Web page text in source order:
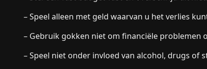
– Speel alleen met geld waarvan u het verlies
– Gebruik gokken niet om financiële problemen
– Speel niet onder invloed van alcohol, drugs of